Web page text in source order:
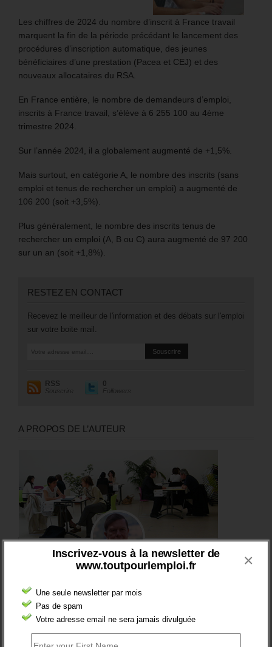
Inscrivez-vous à la newsletter de
www.toutpourlemploi.fr
Une seule newsletter par mois
Pas de spam
Votre adresse email ne sera jamais divulguée
×
Les chiffres de 2024 du nombre d’inscrit à France travail
marquent la fin de la période précédant le lancement des
procédures d’inscription automatique, des jeunes
bénéficiaires d’une prestation (Pacea et CEJ) et des
nouveaux allocataires du RSA.
En France entière, le nombre de demandeurs d’emploi,
inscrits à France travail, s’élève à 6 255 100 au 4ème
trimestre 2024.
Sur l’année 2024, il a globalement augmenté de +1,5%.
Mais surtout, en catégorie A, le nombre des inscrits (sans
emploi et tenus de rechercher un emploi) a augmenté de
106 200 (soit +3,5%).
Plus généralement, le nombre des inscrits tenus de
rechercher un emploi (A, B ou C) aura augmenté de 97 200
sur un an (soit +1,8%).
RESTEZ EN CONTACT
Recevez le meilleur de l'information et des débats sur l'emploi
sur votre boite mail.
RSS
Souscrire
0
Followers
A PROPOS DE L’AUTEUR